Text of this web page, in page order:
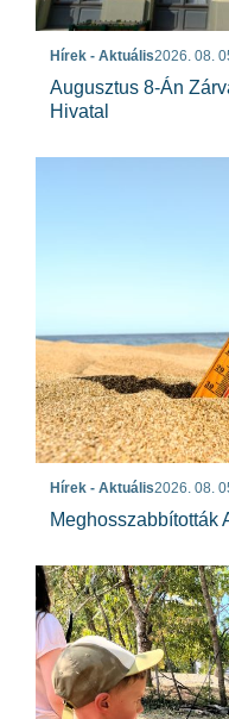
Hírek - Aktuális2026. 08.
Augusztus 8-Án
Hivatal
Hírek - Aktuális2026. 08.
Meghosszabbították